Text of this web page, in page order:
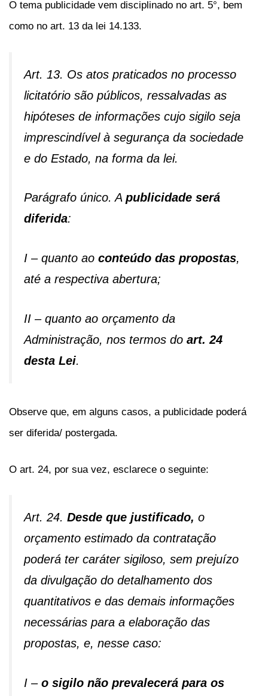
O tema publicidade vem disciplinado no art. 5°, bem
como no art. 13 da lei 14.133.
Art. 13. Os atos praticados no processo
licitatório são públicos, ressalvadas as
hipóteses de informações cujo sigilo seja
imprescindível à segurança da sociedade
e do Estado, na forma da lei.
Parágrafo único. A publicidade será
diferida:
I – quanto ao conteúdo das propostas,
até a respectiva abertura;
II – quanto ao orçamento da
Administração, nos termos do art. 24
desta Lei.
Observe que, em alguns casos, a publicidade poderá
ser diferida/ postergada.
O art. 24, por sua vez, esclarece o seguinte:
Art. 24. Desde que justificado, o
orçamento estimado da contratação
poderá ter caráter sigiloso, sem prejuízo
da divulgação do detalhamento dos
quantitativos e das demais informações
necessárias para a elaboração das
propostas, e, nesse caso:
I – o sigilo não prevalecerá para os